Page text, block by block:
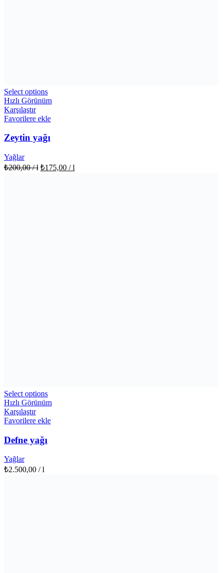
Select options
Hızlı Görünüm
Karşılaştır
Favorilere ekle
Zeytin yağı
Yağlar
₺200,00/ l ₺175,00 / l
Select options
Hızlı Görünüm
Karşılaştır
Favorilere ekle
Defne yağı
Yağlar
₺2.500,00 / l